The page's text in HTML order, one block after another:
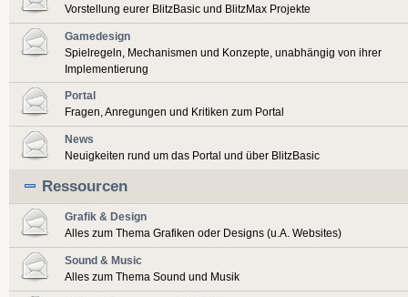
Vorstellung eurer BlitzBasic und BlitzMax Projekte
Gamedesign
Spielregeln, Mechanismen und Konzepte, unabhängig von ihrer
Implementierung
Portal
Fragen, Anregungen und Kritiken zum Portal
News
Neuigkeiten rund um das Portal und über BlitzBasic
Ressourcen
Grafik & Design
Alles zum Thema Grafiken oder Designs (u.A. Websites)
Sound & Music
Alles zum Thema Sound und Musik